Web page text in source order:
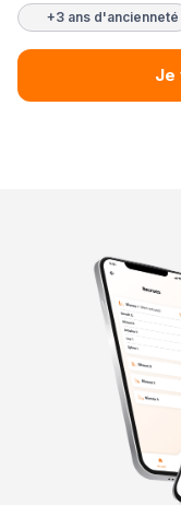
+3 ans d'ancienneté
Je